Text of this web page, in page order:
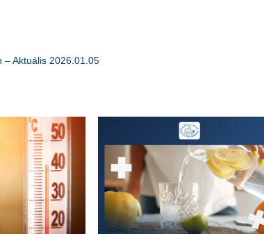
– Aktuális 2026.01.05